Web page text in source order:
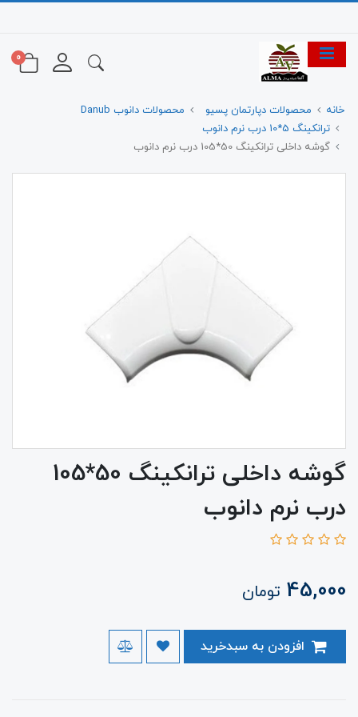
0
خانه محصولات دپارتمان پسیو
محصولات دانوب Danub
ترانکینگ 5*10 درب نرم دانوب
گوشه داخلی ترانکینگ 50*105 درب نرم دانوب
گوشه داخلی ترانکینگ 50*105
درب نرم دانوب
45,000 تومان